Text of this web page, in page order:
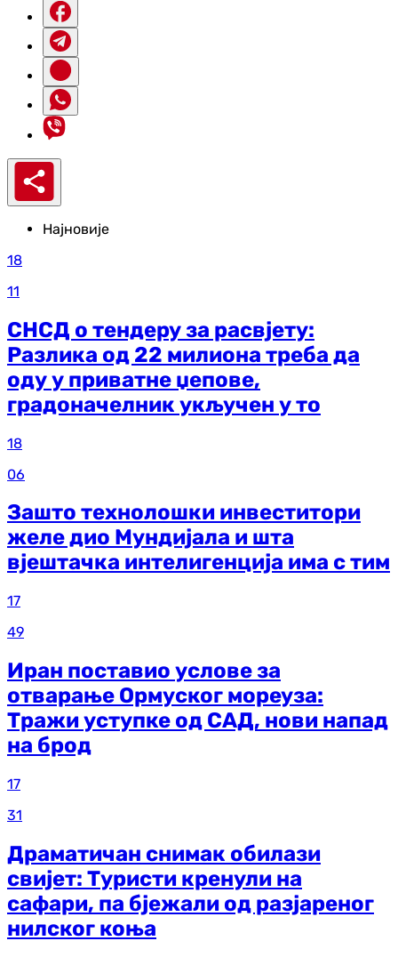
Најновије
18
11
СНСД о тендеру за расвјету:
Разлика од 22 милиона треба да
оду у приватне џепове,
градоначелник укључен у то
18
06
Зашто технолошки инвеститори
желе дио Мундијала и шта
вјештачка интелигенција има с тим
17
49
Иран поставио услове за
отварање Ормуског мореуза:
Тражи уступке од САД, нови напад
на брод
17
31
Драматичан снимак обилази
свијет: Туристи кренули на
сафари, па бјежали од разјареног
нилског коња